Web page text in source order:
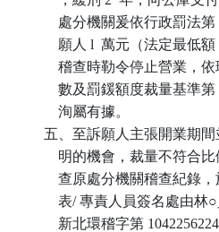
處分機關爰依行政罰法
願人 l  萬元（法定最低
稽查時勒令停止營業，
數及罰鍰額度裁量基準
    洵屬有據。
五、至訴願人主張開業期
明的機會，裁量不符合
查原處分機關稽查紀錄
表/ 專責人員簽名處由林
新北環稽字第